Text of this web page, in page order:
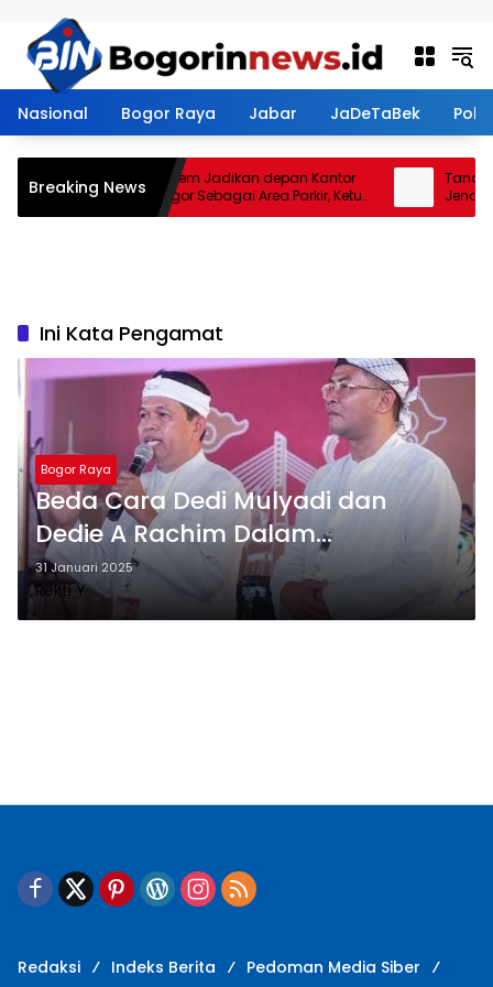
Nasional Bogor Raya Jabar JaDeTaBek
Breaking News
Restoran Aroem Jadikan depan Kantor
PWI Kota Bogor Sebagai Area Parkir, Ketua
PWI Dilarang Parkir
Tanah
Jenal
Ini Kata Pengamat
Bogor Raya
Beda Cara Dedi Mulyadi dan
Dedie A Rachim Dalam
Pembentukan Tim Transisi, Ini
Kata Pengamat
31 Januari 2025
Rekti Y
Redaksi Indeks Berita
Pedoman Media Siber